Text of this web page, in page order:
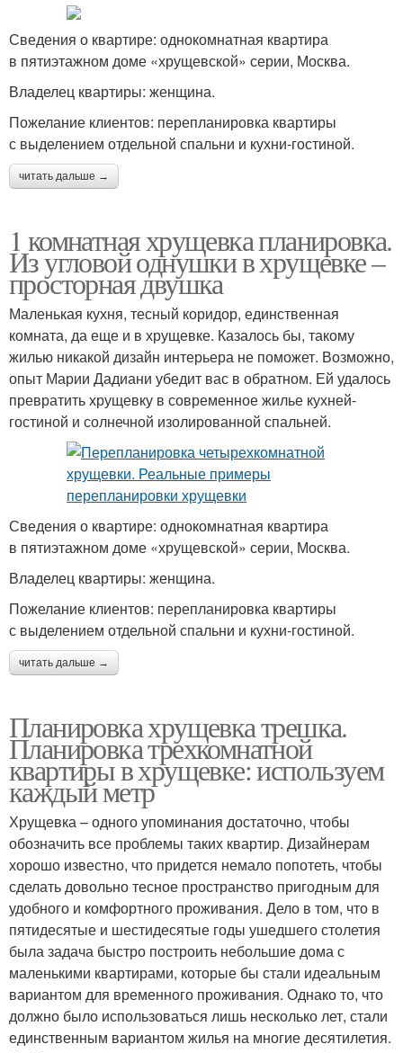
Сведения о квартире: однокомнатная квартира
в пятиэтажном доме «хрущевской» серии, Москва.
Владелец квартиры: женщина.
Пожелание клиентов: перепланировка квартиры
с выделением отдельной спальни и кухни-гостиной.
читать дальше →
1 комнатная хрущевка планировка.
Из угловой однушки в хрущевке –
просторная двушка
Маленькая кухня, тесный коридор, единственная
комната, да еще и в хрущевке. Казалось бы, такому
жилью никакой дизайн интерьера не поможет. Возможно,
опыт Марии Дадиани убедит вас в обратном. Ей удалось
превратить хрущевку в современное жилье кухней-
гостиной и солнечной изолированной спальней.
Сведения о квартире: однокомнатная квартира
в пятиэтажном доме «хрущевской» серии, Москва.
Владелец квартиры: женщина.
Пожелание клиентов: перепланировка квартиры
с выделением отдельной спальни и кухни-гостиной.
читать дальше →
Планировка хрущевка трешка.
Планировка трехкомнатной
квартиры в хрущевке: используем
каждый метр
Хрущевка – одного упоминания достаточно, чтобы
обозначить все проблемы таких квартир. Дизайнерам
хорошо известно, что придется немало попотеть, чтобы
сделать довольно тесное пространство пригодным для
удобного и комфортного проживания. Дело в том, что в
пятидесятые и шестидесятые годы ушедшего столетия
была задача быстро построить небольшие дома с
маленькими квартирами, которые бы стали идеальным
вариантом для временного проживания. Однако то, что
должно было использоваться лишь несколько лет, стали
единственным вариантом жилья на многие десятилетия.